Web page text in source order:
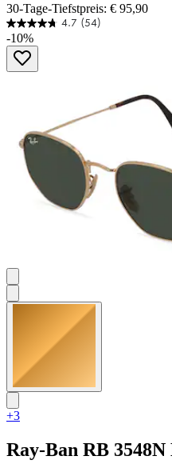
30-Tage-Tiefstpreis: € 95,90
4.7 (54)
4.7
von
Sternen.
-10%
+3
Ray-Ban RB